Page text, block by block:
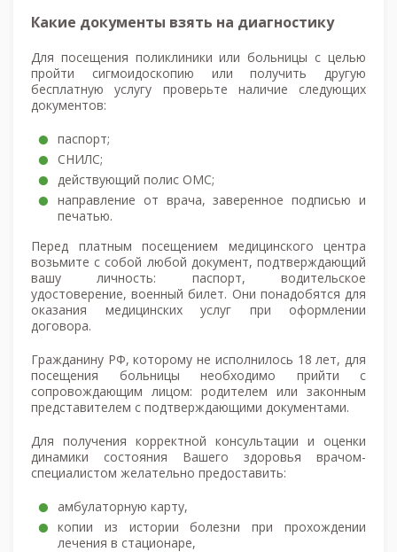
Какие документы взять на диагностику
Для посещения поликлиники или больницы с целью
пройти сигмоидоскопию или получить другую
бесплатную услугу проверьте наличие следующих
документов:
паспорт;
СНИЛС;
действующий полис ОМС;
направление от врача, заверенное подписью и
печатью.
Перед платным посещением медицинского центра
возьмите с собой любой документ, подтверждающий
вашу личность: паспорт, водительское
удостоверение, военный билет. Они понадобятся для
оказания медицинских услуг при оформлении
договора.
Гражданину РФ, которому не исполнилось 18 лет, для
посещения больницы необходимо прийти с
сопровождающим лицом: родителем или законным
представителем с подтверждающими документами.
Для получения корректной консультации и оценки
динамики состояния Вашего здоровья врачом-
специалистом желательно предоставить:
амбулаторную карту,
копии из истории болезни при прохождении
лечения в стационаре,